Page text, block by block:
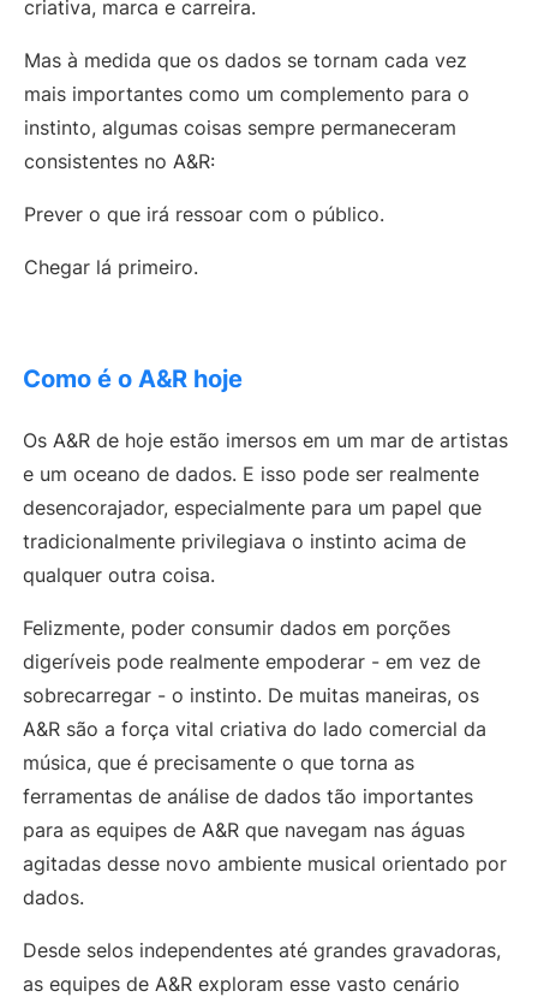
criativa, marca e carreira.
Mas à medida que os dados se tornam cada vez
mais importantes como um complemento para o
instinto, algumas coisas sempre permaneceram
consistentes no A&R:
Prever o que irá ressoar com o público.
Chegar lá primeiro.
Como é o A&R hoje
Os A&R de hoje estão imersos em um mar de artistas
e um oceano de dados. E isso pode ser realmente
desencorajador, especialmente para um papel que
tradicionalmente privilegiava o instinto acima de
qualquer outra coisa.
Felizmente, poder consumir dados em porções
digeríveis pode realmente empoderar - em vez de
sobrecarregar - o instinto. De muitas maneiras, os
A&R são a força vital criativa do lado comercial da
música, que é precisamente o que torna as
ferramentas de análise de dados tão importantes
para as equipes de A&R que navegam nas águas
agitadas desse novo ambiente musical orientado por
dados.
Desde selos independentes até grandes gravadoras,
as equipes de A&R exploram esse vasto cenário